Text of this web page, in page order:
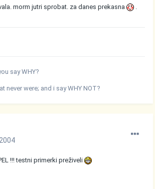
morm jutri sprobat. za danes prekasna .
say WHY?
never were; and i say WHY NOT?
!!! testni primerki preživeli